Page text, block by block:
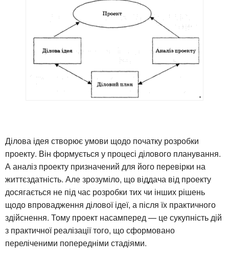
Ділова ідея створює умови щодо початку розробки
проекту. Він формується у процесі ділового планування.
А аналіз проекту призначений для його перевірки на
життєздатність. Але зрозуміло, що віддача від проекту
досягається не під час розробки тих чи інших рішень
щодо впровадження ділової ідеї, а після їх практичного
здійснення. Тому проект насамперед — це сукупність дій
з практичної реалізації того, що сформовано
переліченими попередніми стадіями.